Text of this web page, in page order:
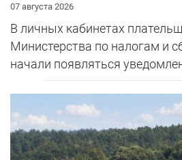
07 августа 2026
В личных кабинетах
Министерства по налогам и
начали появляться